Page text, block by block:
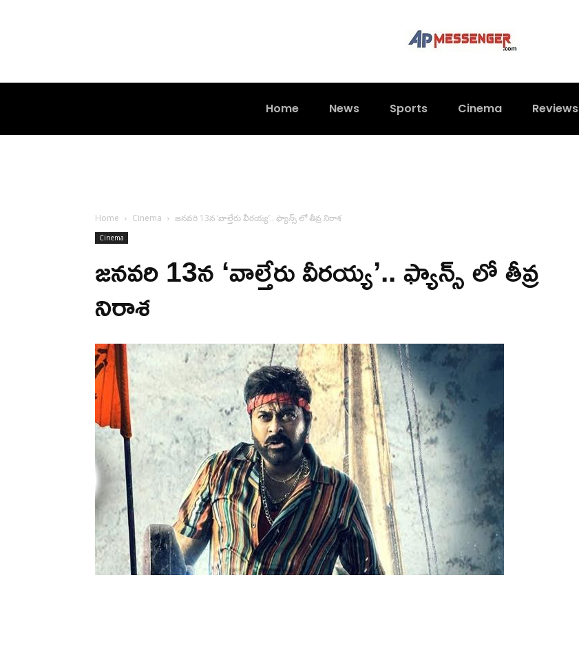
Home News Sports Cinema Reviews
Home Cinema జనవరి 13న ‘వాల్తేరు వీరయ్య’.. ఫ్యాన్స్ లో తీవ్ర నిరాశ
Cinema
జనవరి 13న ‘వాల్తేరు వీరయ్య’.. ఫ్యాన్స్ లో తీవ్ర
నిరాశ